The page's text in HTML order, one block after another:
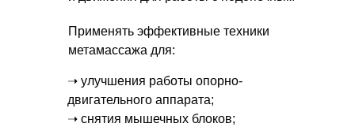
Применять эффективные техники
метамассажа для:
➝ улучшения работы опорно-
двигательного аппарата;
➝ снятия мышечных блоков;